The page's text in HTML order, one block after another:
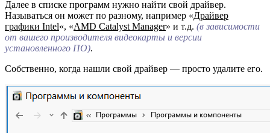
Далее в списке программ нужно найти свой драйвер.
Называться он может по разному, например «Драйвер
графики Intel«, «AMD Catalyst Manager» и т.д. (в зависимости
от вашего производителя видеокарты и версии
установленного ПО).
Собственно, когда нашли свой драйвер — просто удалите его.